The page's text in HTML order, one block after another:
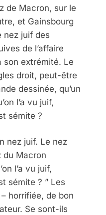
de Macron, sur le
et Gainsbourg
nez juif des
de l’affaire
son extrémité. Le
droit, peut-être
dessinée, qu’un
l’a vu juif,
sémite ?
nez juif. Le nez
du Macron
l’a vu juif,
sémite ? ” Les
horrifiée, de bon
Se sont-ils